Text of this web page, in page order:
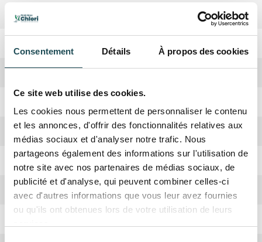
Consentement Détails À propos des cookies
Ce site web utilise des cookies.
Les cookies nous permettent de personnaliser le contenu
et les annonces, d'offrir des fonctionnalités relatives aux
médias sociaux et d'analyser notre trafic. Nous
partageons également des informations sur l'utilisation de
notre site avec nos partenaires de médias sociaux, de
publicité et d'analyse, qui peuvent combiner celles-ci
avec d'autres informations que vous leur avez fournies
ou qu'ils ont obtenues lors de votre utilisation de leurs
Biodiversité Haute
Forme de la couronne Pyramidale, Ronde plus tard
Croissance Moyenne
Absorbation CO2 Haute
Hauteur adulte 10 mètres
Taillage